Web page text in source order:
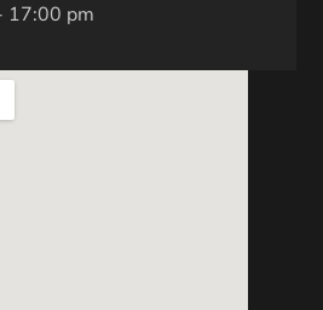
17:00 pm